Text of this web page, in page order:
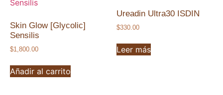
Skin Glow [Glycolic]
Sensilis
$1,800.00
Añadir al carrito
Ureadin Ultra30 ISDIN
$330.00
Leer más